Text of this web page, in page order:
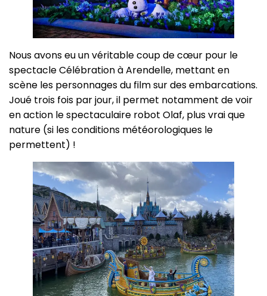
Nous avons eu un véritable coup de cœur pour le
spectacle Célébration à Arendelle, mettant en
scène les personnages du film sur des embarcations.
Joué trois fois par jour, il permet notamment de voir
en action le spectaculaire robot Olaf, plus vrai que
nature (si les conditions météorologiques le
permettent) !